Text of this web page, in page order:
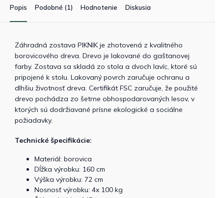
Popis Podobné (1) Hodnotenie Diskusia
Záhradná zostava PIKNIK je zhotovená z kvalitného
borovicového dreva. Drevo je lakované do gaštanovej
farby. Zostava sa skladá zo stola a dvoch lavíc, ktoré sú
pripojené k stolu. Lakovaný povrch zaručuje ochranu a
dlhšiu životnosť dreva. Certifikát FSC zaručuje, že použité
drevo pochádza zo šetrne obhospodarovaných lesov, v
ktorých sú dodržiavané prísne ekologické a sociálne
požiadavky.
Technické špecifikácie:
Materiál: borovica
Dĺžka výrobku: 160 cm
Výška výrobku: 72 cm
Nosnosť výrobku: 4x 100 kg